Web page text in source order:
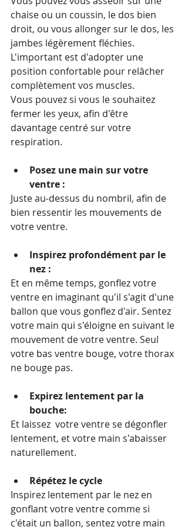
chaise ou un coussin, le dos bien
droit, ou vous allonger sur le dos, les
jambes légèrement fléchies.
L'important est d'adopter une
position confortable pour relâcher
complètement vos muscles.
Vous pouvez si vous le souhaitez
fermer les yeux, afin d'être
davantage centré sur votre
respiration.
Posez une main sur votre
ventre :
Juste au-dessus du nombril, afin de
bien ressentir les mouvements de
votre ventre.
Inspirez profondément par le
nez :
Et en même temps, gonflez votre
ventre en imaginant qu'il s'agit d'une
ballon que vous gonflez d'air. Sentez
votre main qui s'éloigne en suivant le
mouvement de votre ventre. Seul
votre bas ventre bouge, votre thorax
ne bouge pas.
Expirez lentement par la
bouche:
Et laissez  votre ventre se dégonfler
lentement, et votre main s'abaisser
naturellement.
Répétez le cycle
Inspirez lentement par le nez en
gonflant votre ventre comme si
c'était un ballon, sentez votre main